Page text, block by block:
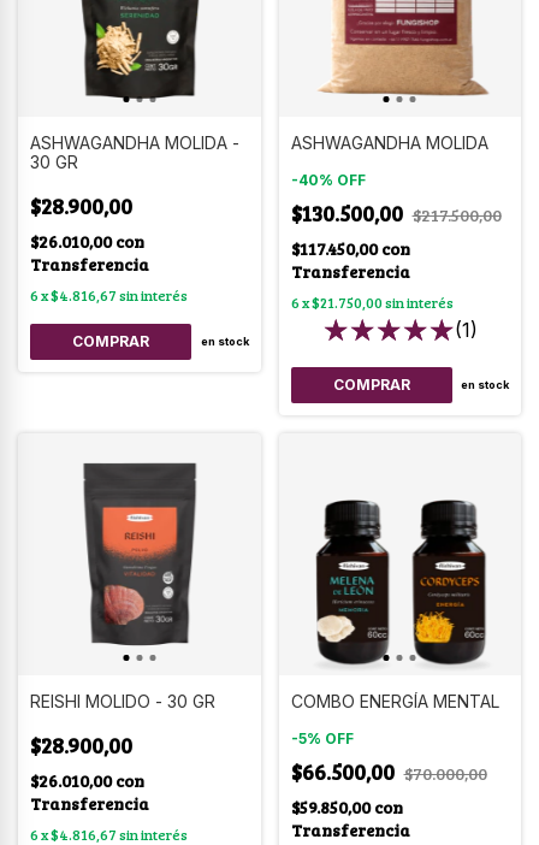
ASHWAGANDHA MOLIDA -
30 GR
$28.900,00
$26.010,00con
Transferencia
6x$4.816,67sin interés
en stock
ASHWAGANDHA MOLIDA
-40% OFF
$130.500,00 $217.500,00
$117.450,00con
Transferencia
6x$21.750,00sin interés
(1)
COMPRAR en stock
REISHI MOLIDO - 30 GR
$28.900,00
$26.010,00con
Transferencia
6x$4.816,67sin interés
COMBO ENERGÍA MENTAL
-5% OFF
$66.500,00 $70.000,00
$59.850,00con
Transferencia